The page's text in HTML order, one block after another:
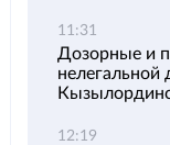
11:31
Дозорные и
нелегальной
12:19